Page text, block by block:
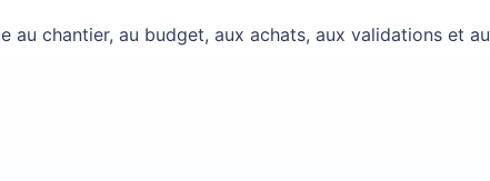
au chantier, au budget, aux achats, aux validations et au